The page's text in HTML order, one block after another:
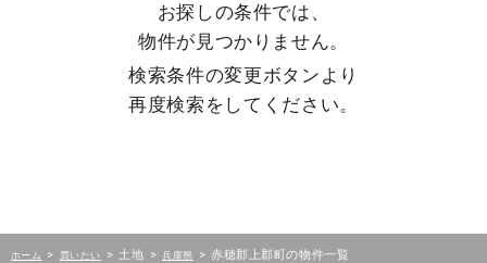
お探しの条件では、
物件が見つかりません。
検索条件の変更ボタンより
再度検索をしてください。
ホーム > 買いたい > 土地 > 兵庫県 > 赤穂郡上郡町の物件一覧